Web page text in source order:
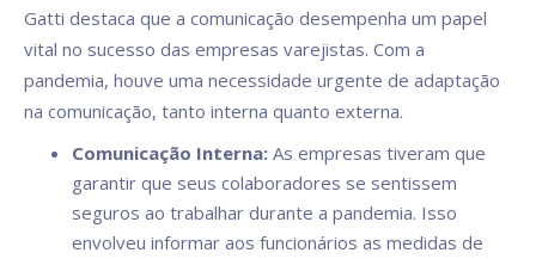
Gatti destaca que a comunicação desempenha um papel
vital no sucesso das empresas varejistas. Com a
pandemia, houve uma necessidade urgente de adaptação
na comunicação, tanto interna quanto externa.
Comunicação Interna: As empresas tiveram que
garantir que seus colaboradores se sentissem
seguros ao trabalhar durante a pandemia. Isso
envolveu informar aos funcionários as medidas de